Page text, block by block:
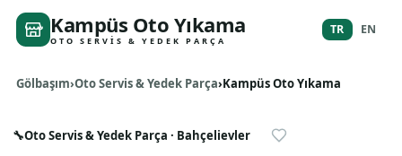
Kampüs Oto Yıkama
OTO SERVIS & YEDEK PARÇA
TR EN
Gölbaşım Oto Servis & Yedek Parça Kampüs Oto Yıkama
🔧Oto Servis & Yedek Parça · Bahçelievler